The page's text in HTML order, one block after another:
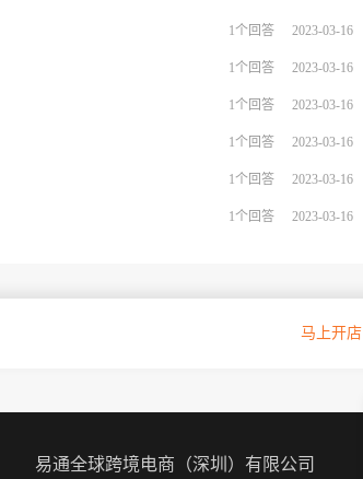
1个回答 2023-03-16
1个回答 2023-03-16
1个回答 2023-03-16
1个回答 2023-03-16
1个回答 2023-03-16
1个回答 2023-03-16
马上开店
易通全球跨境电商（深圳）有限公司